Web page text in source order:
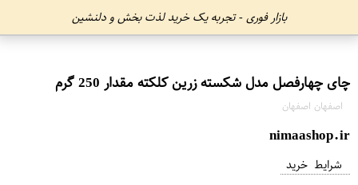
بازار فوری - تجربه یک خرید لذت بخش و دلنشین
چای چهارفصل مدل شکسته زرین کلکته مقدار 250 گرم
اصفهان اصفهان
nimaashop.ir
شرایط خرید